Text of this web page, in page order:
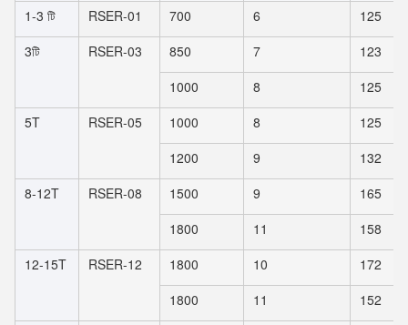
1-3 টি
RSER-01 700 6
125
3টি
RSER-03 850 7
123
1000
8
125
5T
RSER-05 1000 8
125
1200
9
132
8-12T
RSER-08 1500 9
165
1800
11
158
12-15T
RSER-12 1800 10
172
1800
11
152